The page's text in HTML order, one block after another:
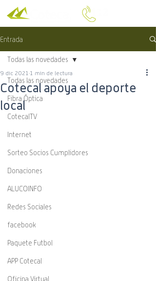
Entrada
Todas las novedades
Fibra Óptica
CotecalTV
Internet
Sorteo Socios Cumplidores
Donaciones
ALUCOINFO
Redes Sociales
facebook
Paquete Futbol
APP Cotecal
Oficina Virtual
Todas las novedades
Cotecal apoya el deporte
local
9 dic 2021 1 min de lectura